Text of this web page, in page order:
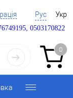
Рус Укр
0503170822
0